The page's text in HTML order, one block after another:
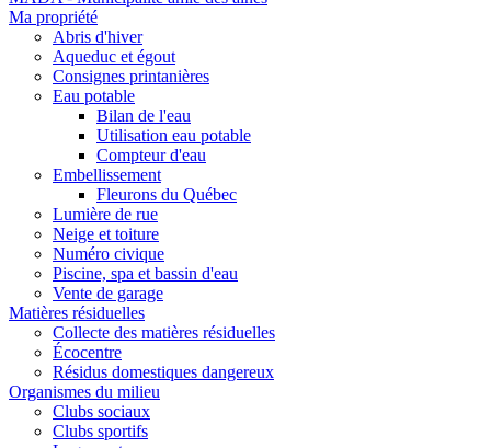
Ma propriété
Abris d'hiver
Aqueduc et égout
Consignes printanières
Eau potable
Bilan de l'eau
Utilisation eau potable
Compteur d'eau
Embellissement
Fleurons du Québec
Lumière de rue
Neige et toiture
Numéro civique
Piscine, spa et bassin d'eau
Vente de garage
Matières résiduelles
Collecte des matières résiduelles
Écocentre
Résidus domestiques dangereux
Organismes du milieu
Clubs sociaux
Clubs sportifs